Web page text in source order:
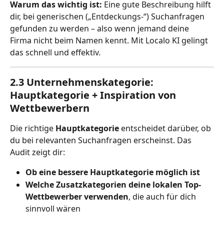
Warum das wichtig ist: Eine gute Beschreibung hilft
dir, bei generischen („Entdeckungs-“) Suchanfragen
gefunden zu werden – also wenn jemand deine
Firma nicht beim Namen kennt. Mit Localo KI gelingt
das schnell und effektiv.
2.3 Unternehmenskategorie:
Hauptkategorie + Inspiration von
Wettbewerbern
Die richtige Hauptkategorie entscheidet darüber, ob
du bei relevanten Suchanfragen erscheinst. Das
Audit zeigt dir:
Ob eine bessere Hauptkategorie möglich ist
Welche Zusatzkategorien deine lokalen Top-
Wettbewerber verwenden, die auch für dich
sinnvoll wären